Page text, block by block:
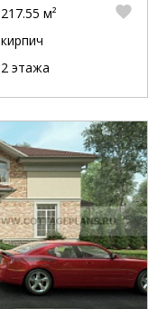
217.55 м²
кирпич
2 этажа